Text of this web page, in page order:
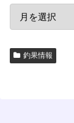
釣果情報